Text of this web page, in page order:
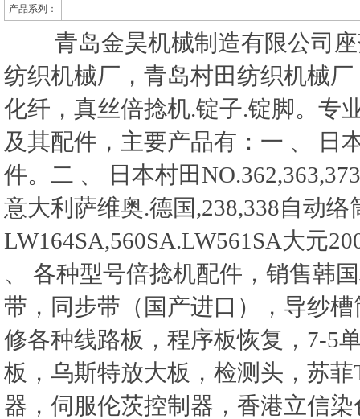
产品系列：
青岛金昊机械制造有限公司
纺织机械厂，青岛村田纺织机械
化纤，真丝倍捻机.锭子.锭脚。专
及其配件，主要产品有：一 、 日
件。二 、 日本村田
意大利萨维奥.德国,238,338自动
LW164SA,560SA.LW561SA大元
、 各种型号倍捻机配件，销售韩
带，同步带（国产进口），导纱
修各种线路板，程序板恢复，7-5
板，乌斯特放大板，检测头，苏
器，伺服伦茨控制器，香港立信